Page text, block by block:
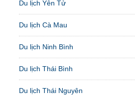
Du lịch Yên Tử
Du lịch Cà Mau
Du lịch Ninh Bình
Du lịch Thái Bình
Du lịch Thái Nguyên